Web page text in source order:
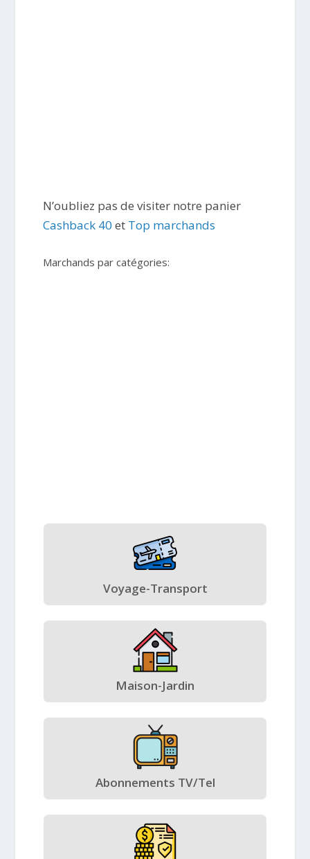
N’oubliez pas de visiter notre panier
Cashback 40 et Top marchands
Marchands par catégories:
Voyage-Transport
Maison-Jardin
Abonnements TV/Tel